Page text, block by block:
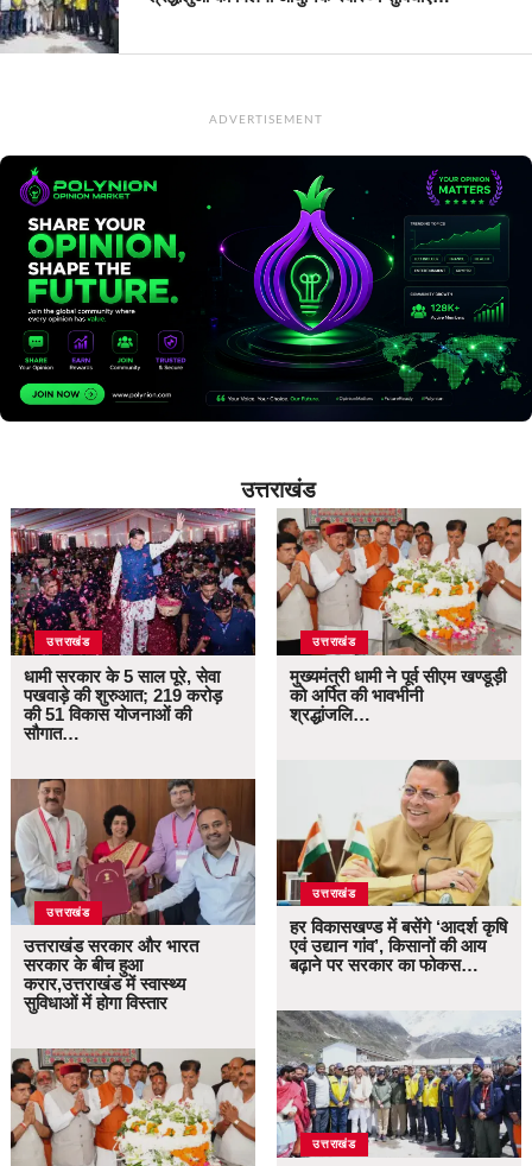
ADVERTISEMENT
उत्तराखंड
उत्तराखंड
धामी सरकार के 5 साल पूरे, सेवा
पखवाड़े की शुरुआत; 219 करोड़
की 51 विकास योजनाओं की
सौगात…
उत्तराखंड
उत्तराखंड सरकार और भारत
सरकार के बीच हुआ
करार,उत्तराखंड में स्वास्थ्य
सुविधाओं में होगा विस्तार
उत्तराखंड
मुख्यमंत्री धामी ने पूर्व सीएम खण्डूड़ी
को अर्पित की भावभीनी
श्रद्धांजलि…
उत्तराखंड
हर विकासखण्ड में बसेंगे ‘आदर्श कृषि
एवं उद्यान गांव’, किसानों की आय
बढ़ाने पर सरकार का फोकस…
उत्तराखंड